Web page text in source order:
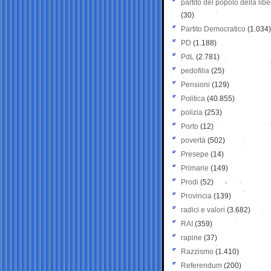
partito del popolo della
(30)
Partito Democratico (1.034)
PD (1.188)
PdL (2.781)
pedofilia (25)
Pensioni (129)
Politica (40.855)
polizia (253)
Porto (12)
povertà (502)
Presepe (14)
Primarie (149)
Prodi (52)
Provincia (139)
radici e valori (3.682)
RAI (359)
rapine (37)
Razzismo (1.410)
Referendum (200)